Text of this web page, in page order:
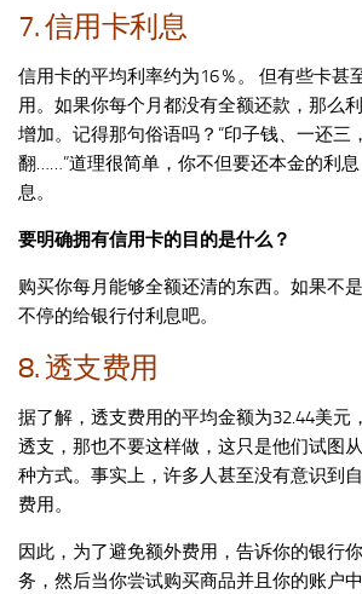
7. 信用卡利息
信用卡的平均利率约为16％。 但有些卡甚
用。如果你每个月都没有全额还款，那么
增加。记得那句俗语吗？“印子钱、一还三
翻……”道理很简单，你不但要还本金的利
息。
要明确拥有信用卡的目的是什么？
购买你每月能够全额还清的东西。如果不
不停的给银行付利息吧。
8. 透支费用
据了解，透支费用的平均金额为32.44美元
透支，那也不要这样做，这只是他们试图
种方式。事实上，许多人甚至没有意识到
费用。
因此，为了避免额外费用，告诉你的银行
务，然后当你尝试购买商品并且你的账户